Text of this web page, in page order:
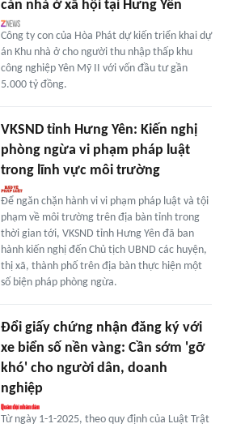
căn nhà ở xã hội tại Hưng Yên
Công ty con của Hòa Phát dự kiến triển khai dự
án Khu nhà ở cho người thu nhập thấp khu
công nghiệp Yên Mỹ II với vốn đầu tư gần
5.000 tỷ đồng.
VKSND tỉnh Hưng Yên: Kiến nghị
phòng ngừa vi phạm pháp luật
trong lĩnh vực môi trường
Để ngăn chặn hành vi vi phạm pháp luật và tội
phạm về môi trường trên địa bàn tỉnh trong
thời gian tới, VKSND tỉnh Hưng Yên đã ban
hành kiến nghị đến Chủ tịch UBND các huyện,
thị xã, thành phố trên địa bàn thực hiện một
số biện pháp phòng ngừa.
Đổi giấy chứng nhận đăng ký với
xe biển số nền vàng: Cần sớm 'gỡ
khó' cho người dân, doanh
nghiệp
Từ ngày 1-1-2025, theo quy định của Luật Trật